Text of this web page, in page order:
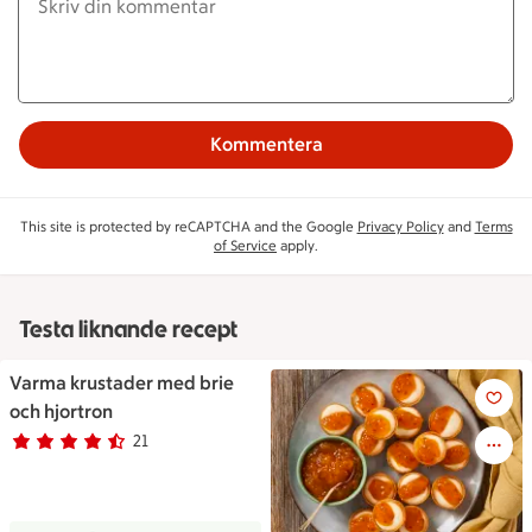
Kommentera
This site is protected by reCAPTCHA and the Google Privacy Policyand Terms
of Service apply.
Testa liknande recept
Varma krustader med brie
och hjortron
Betyg 4.7 av 5. 21
21 personer har röstat
Varma krustader med brie